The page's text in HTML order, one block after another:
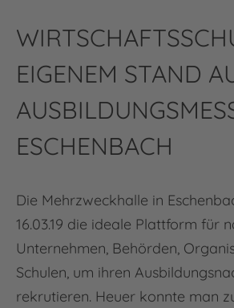
EIGENEM STAND
ESCHENBACH
Die Mehrzweckhalle in
16.03.19 die ideale Plattform für
Unternehmen, Behörden,
Schulen, um ihren
rekrutieren. Heuer konnte man